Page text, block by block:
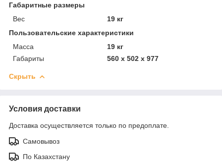
Габаритные размеры
Вес
19 кг
Пользовательские характеристики
Масса
19 кг
Габариты
560 x 502 x 977
Скрыть
Условия доставки
Доставка осуществляется только по предоплате.
Самовывоз
По Казахстану